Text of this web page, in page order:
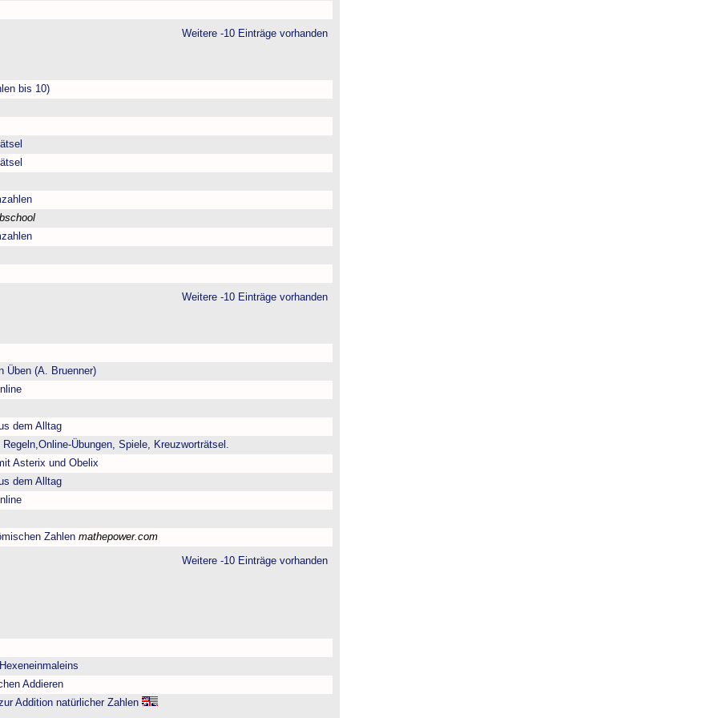
Weitere -10 Einträge vorhanden
bis 10)
Weitere -10 Einträge vorhanden
Üben (A. Bruenner)
dem Alltag
Übungen, Spiele, Kreuzworträtsel.
Asterix und Obelix
dem Alltag
Zahlen mathepower.com
Weitere -10 Einträge vorhanden
Addieren
Addition natürlicher Zahlen